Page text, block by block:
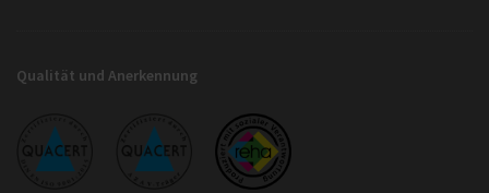
Qualität und Anerkennung